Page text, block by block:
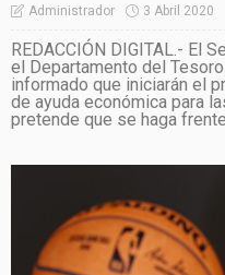
Administrador 3 Abril 2020
REDACCIÓN DIGITAL.- El
el Departamento del
informado que iniciarán el
de ayuda económica para
pretende que se haga